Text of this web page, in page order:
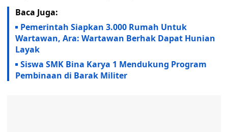
Baca Juga:
Pemerintah Siapkan 3.000 Rumah Untuk
Wartawan, Ara: Wartawan Berhak Dapat Hunian
Layak
Siswa SMK Bina Karya 1 Mendukung Program
Pembinaan di Barak Militer